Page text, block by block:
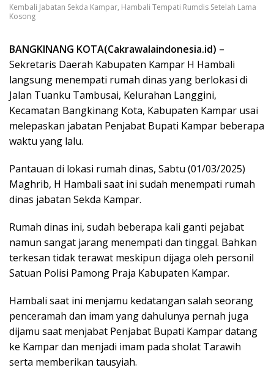
Kembali Jabatan Sekda Kampar, Hambali Tempati Rumdis Setelah Lama
Kosong
BANGKINANG KOTA(Cakrawalaindonesia.id) –
Sekretaris Daerah Kabupaten Kampar H Hambali
langsung menempati rumah dinas yang berlokasi di
Jalan Tuanku Tambusai, Kelurahan Langgini,
Kecamatan Bangkinang Kota, Kabupaten Kampar usai
melepaskan jabatan Penjabat Bupati Kampar beberapa
waktu yang lalu.
Pantauan di lokasi rumah dinas, Sabtu (01/03/2025)
Maghrib, H Hambali saat ini sudah menempati rumah
dinas jabatan Sekda Kampar.
Rumah dinas ini, sudah beberapa kali ganti pejabat
namun sangat jarang menempati dan tinggal. Bahkan
terkesan tidak terawat meskipun dijaga oleh personil
Satuan Polisi Pamong Praja Kabupaten Kampar.
Hambali saat ini menjamu kedatangan salah seorang
penceramah dan imam yang dahulunya pernah juga
dijamu saat menjabat Penjabat Bupati Kampar datang
ke Kampar dan menjadi imam pada sholat Tarawih
serta memberikan tausyiah.